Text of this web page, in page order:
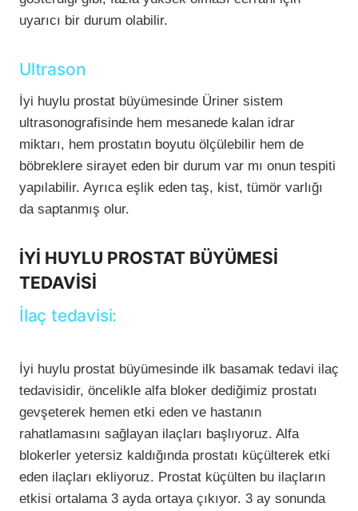
uyarıcı bir durum olabilir.
Ultrason
İyi huylu prostat büyümesinde Üriner sistem
ultrasonografisinde hem mesanede kalan idrar
miktarı, hem prostatın boyutu ölçülebilir hem de
böbreklere sirayet eden bir durum var mı onun tespiti
yapılabilir. Ayrıca eşlik eden taş, kist, tümör varlığı
da saptanmış olur.
İYİ HUYLU PROSTAT BÜYÜMESİ
TEDAVİSİ
İlaç tedavisi:
İyi huylu prostat büyümesinde ilk basamak tedavi ilaç
tedavisidir, öncelikle alfa bloker dediğimiz prostatı
gevşeterek hemen etki eden ve hastanın
rahatlamasını sağlayan ilaçları başlıyoruz. Alfa
blokerler yetersiz kaldığında prostatı küçülterek etki
eden ilaçları ekliyoruz. Prostat küçülten bu ilaçların
etkisi ortalama 3 ayda ortaya çıkıyor. 3 ay sonunda